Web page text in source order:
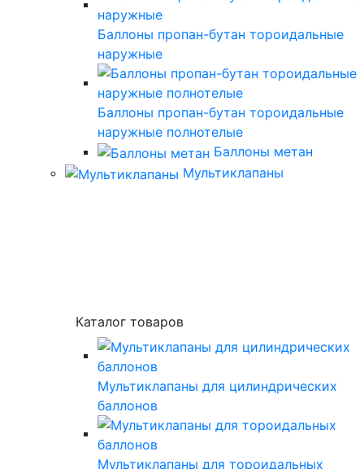
Баллоны пропан-бутан тороидальные
наружные
Баллоны пропан-бутан тороидальные
наружные полнотелые
Баллоны метан
Мультиклапаны
Каталог товаров
Мультиклапаны для цилиндрических
баллонов
Мультиклапаны для тороидальных